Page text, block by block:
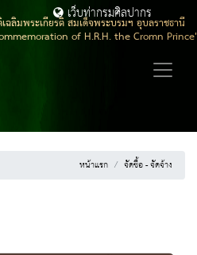
ฉลิมพระเกียรติ สมเด็จพระบรมฯ อุบลราชธานี
of H.R.H. the Cromn
เว็บท่ากรมศิลปากร
หน้าแรก จัดซื้อ - จัดจ้าง